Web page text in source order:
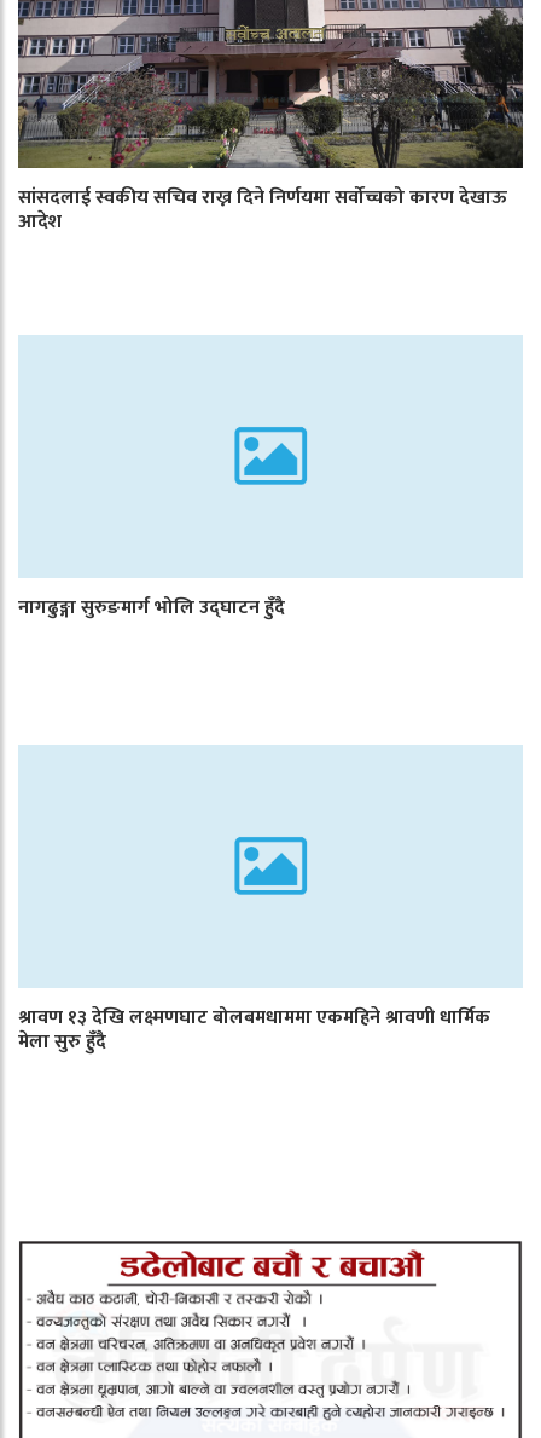
सांसदलाई स्वकीय सचिव राख्न दिने निर्णयमा सर्वोच्चको कारण देखाऊ
आदेश
नागढुङ्गा सुरुङमार्ग भोलि उद्घाटन हुँदै
श्रावण १३ देखि लक्ष्मणघाट बोलबमधाममा एकमहिने श्रावणी धार्मिक
मेला सुरु हुँदै